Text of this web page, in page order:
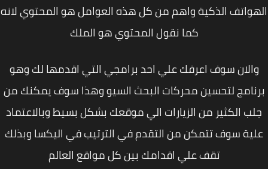
الذكية واهم من كل هذه العوامل هو المحتوي لانه
كما نقول المحتوي هو الملك
سوف اعرفك علي احد برامجي التي اقدمها لك وهو
لتحسين محركات البحث السيو وهذا سوف يمكنك من
الكثير من الزيارات الي موقعك بشكل بسيط وبالاعتماد
سوف تتمكن من التقدم في الترتيب في اليكسا وبذلك
تقف علي اقدامك بين كل مواقع العالم